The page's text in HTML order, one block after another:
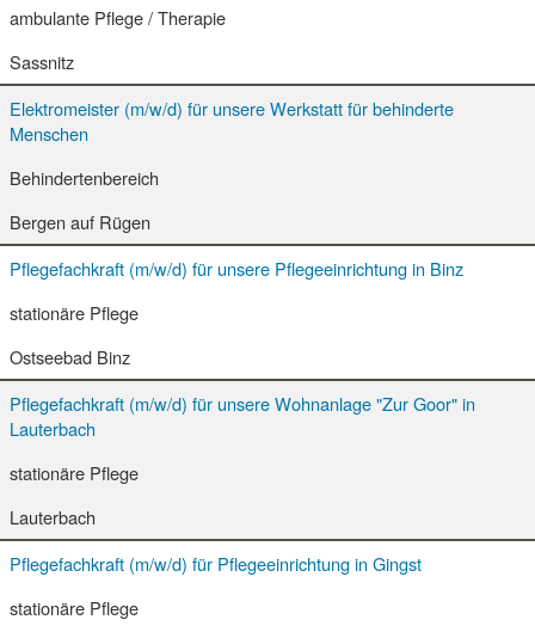
ambulante Pflege / Therapie
Sassnitz
Elektromeister (m/w/d) für unsere Werkstatt für behinderte
Menschen
Behindertenbereich
Bergen auf Rügen
Pflegefachkraft (m/w/d) für unsere Pflegeeinrichtung in Binz
stationäre Pflege
Ostseebad Binz
Pflegefachkraft (m/w/d) für unsere Wohnanlage "Zur Goor" in
Lauterbach
stationäre Pflege
Lauterbach
Pflegefachkraft (m/w/d) für Pflegeeinrichtung in Gingst
stationäre Pflege